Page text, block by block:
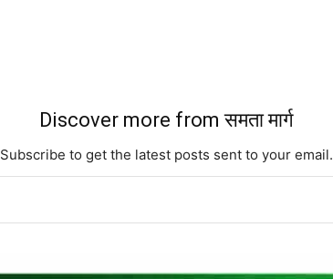
Discover more from समता मार्ग
Subscribe to get the latest posts sent to your email.